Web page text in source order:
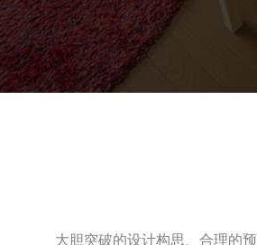
大胆突破的设计构思、合理的